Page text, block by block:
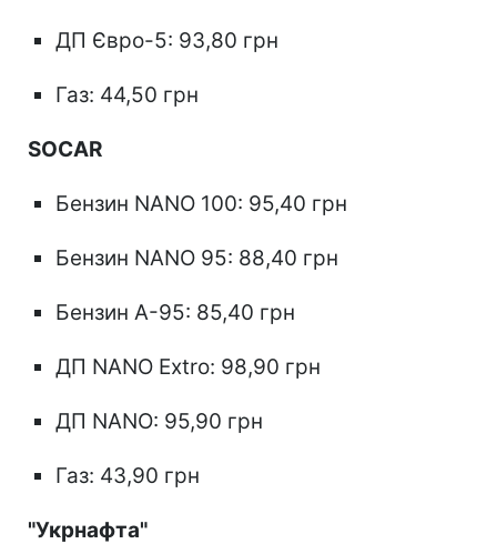
ДП Євро-5: 93,80 грн
Газ: 44,50 грн
SOCAR
Бензин NANO 100: 95,40 грн
Бензин NANO 95: 88,40 грн
Бензин А-95: 85,40 грн
ДП NANO Extro: 98,90 грн
ДП NANO: 95,90 грн
Газ: 43,90 грн
"Укрнафта"